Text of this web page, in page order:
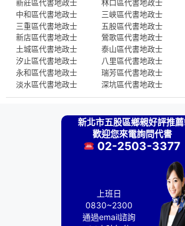
新莊區代書地政士
中和區代書地政士
三重區代書地政士
新店區代書地政士
土城區代書地政士
汐止區代書地政士
永和區代書地政士
淡水區代書地政士
林口區代書地政士
三峽區代書地政士
五股區代書地政士
鶯歌區代書地政士
泰山區代書地政士
八里區代書地政士
瑞芳區代書地政士
深坑區代書地政士
新北市五股區鄉親好評推
歡迎您來電詢問代書
02-2503-3377
上班日
0830~2300
通過email諮詢